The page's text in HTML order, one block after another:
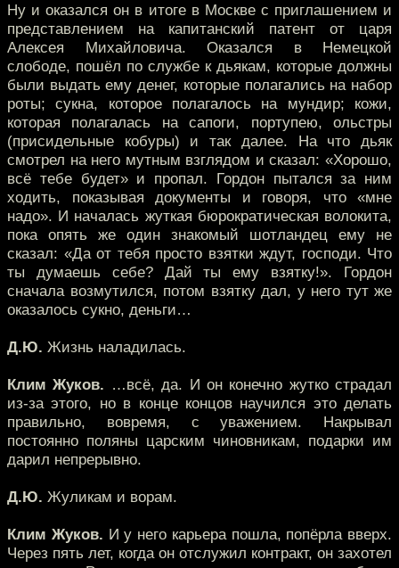
Ну и оказался он в итоге в Москве с приглашением и
представлением на капитанский патент от царя
Алексея Михайловича. Оказался в Немецкой
слободе, пошёл по службе к дьякам, которые должны
были выдать ему денег, которые полагались на набор
роты; сукна, которое полагалось на мундир; кожи,
которая полагалась на сапоги, портупею, ольстры
(присидельные кобуры) и так далее. На что дьяк
смотрел на него мутным взглядом и сказал: «Хорошо,
всё тебе будет» и пропал. Гордон пытался за ним
ходить, показывая документы и говоря, что «мне
надо». И началась жуткая бюрократическая волокита,
пока опять же один знакомый шотландец ему не
сказал: «Да от тебя просто взятки ждут, господи. Что
ты думаешь себе? Дай ты ему взятку!». Гордон
сначала возмутился, потом взятку дал, у него тут же
оказалось сукно, деньги…
Д.Ю. Жизнь наладилась.
Клим Жуков. …всё, да. И он конечно жутко страдал
из-за этого, но в конце концов научился это делать
правильно, вовремя, с уважением. Накрывал
постоянно поляны царским чиновникам, подарки им
дарил непрерывно.
Д.Ю. Жуликам и ворам.
Клим Жуков. И у него карьера пошла, попёрла вверх.
Через пять лет, когда он отслужил контракт, он захотел